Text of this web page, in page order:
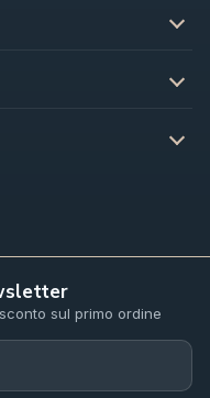
sul primo ordine